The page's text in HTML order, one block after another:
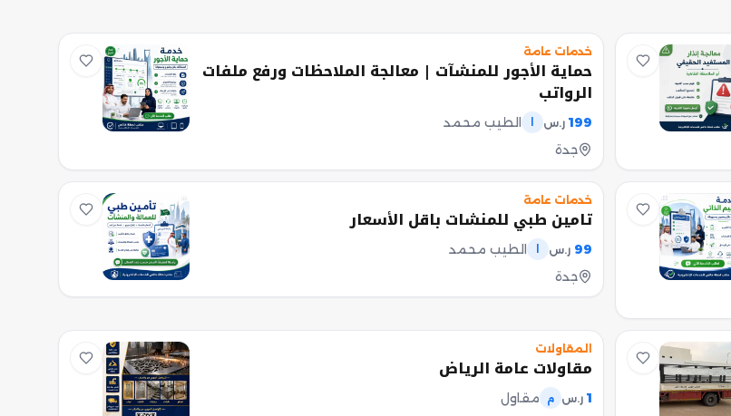
خدمات عامة
حماية الأجور للمنشآت | معالجة الملاحظات ورفع ملفات
الرواتب
199 ر.س
الطيب محمد
جدة
خدمات عامة
تامين طبي للمنشات باقل الأسعار
99 ر.س
الطيب محمد
جدة
المقاولات
مقاولات عامة الرياض
1 ر.س م
مقاول